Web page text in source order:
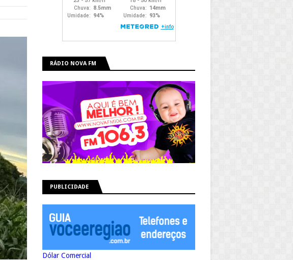
RÁDIO NOVA FM
PUBLICIDADE
Dólar Comercial